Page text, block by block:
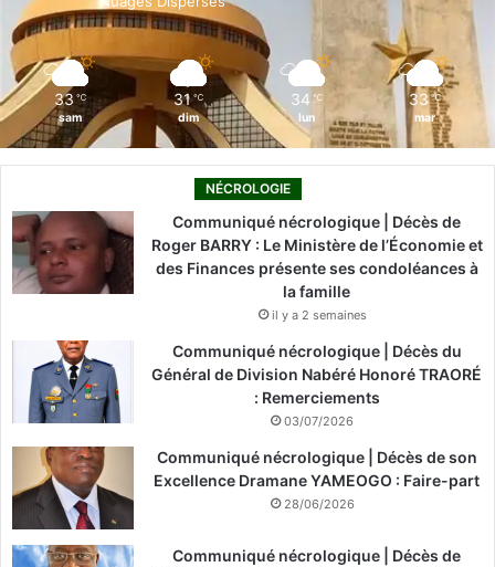
k
n
33 ℃
sam
31 ℃
dim
34 ℃
lun
33 ℃
mar
NÉCROLOGIE
Communiqué nécrologique | Décès de
Roger BARRY : Le Ministère de l’Économie et
des Finances présente ses condoléances à
la famille
il y a 2 semaines
Communiqué nécrologique | Décès du
Général de Division Nabéré Honoré TRAORÉ
: Remerciements
03/07/2026
Communiqué nécrologique | Décès de son
Excellence Dramane YAMEOGO : Faire-part
28/06/2026
Communiqué nécrologique | Décès de